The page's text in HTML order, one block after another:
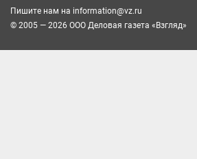
Пишите нам на information@vz.ru
© 2005 — 2026 ООО Деловая газета «Взгляд»